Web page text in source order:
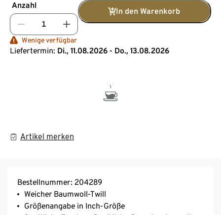
Anzahl
In den Warenkorb
Wenige verfügbar
Liefertermin: Di., 11.08.2026 - Do., 13.08.2026
Artikel merken
Bestellnummer: 204289
Weicher Baumwoll-Twill
Größenangabe in Inch-Größe